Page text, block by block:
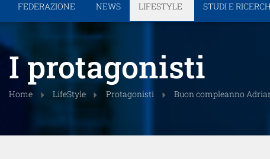
FEDERAZIONE NEWS LIFESTYLE STUDI E
I protagonisti
Home LifeStyle Protagonisti Buon compleanno